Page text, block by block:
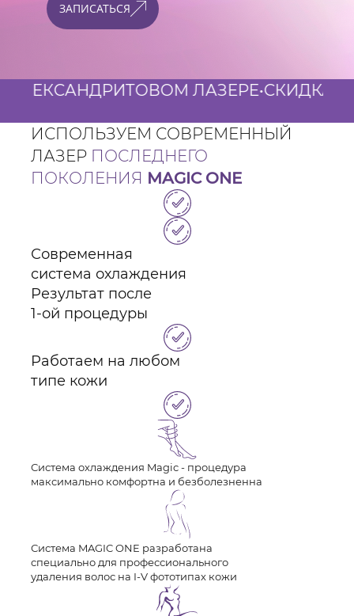
ЗАПИСАТЬСЯ
ЛАЗЕРЕ•СКИДКА 40%
ИСПОЛЬЗУЕМ СОВРЕМЕННЫЙ
ЛАЗЕР ПОСЛЕДНЕГО
ПОКОЛЕНИЯ MAGIC ONE
Современная
система охлаждения
Результат после
1-ой процедуры
Работаем на любом
типе кожи
Система охлаждения Magic - процедура
максимально комфортна и безболезненна
Система MAGIC ONE разработана
специально для профессионального
удаления волос на I-V фототипах кожи